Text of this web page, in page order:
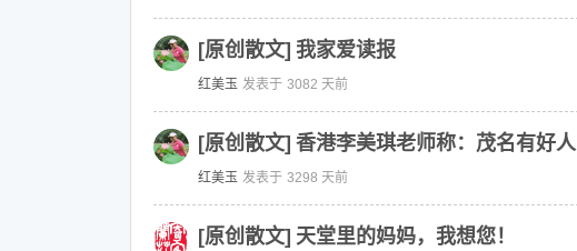
[原创散文] 我家爱读报
红美玉 发表于 3082 天前
[原创散文] 香港李美琪老师称：茂名有好人
红美玉 发表于 3298 天前
[原创散文] 天堂里的妈妈，我想您！